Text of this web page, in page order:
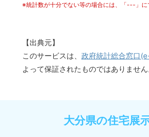
※統計数が十分でない等の場合には、「---」に
【出典元】
このサービスは、 政府統計総合窓口
よって保証されたものではありません
大分県の住宅展